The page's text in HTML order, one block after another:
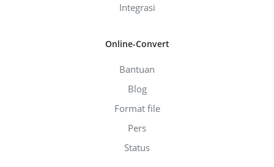
Integrasi
Online-Convert
Bantuan
Blog
Format file
Pers
Status